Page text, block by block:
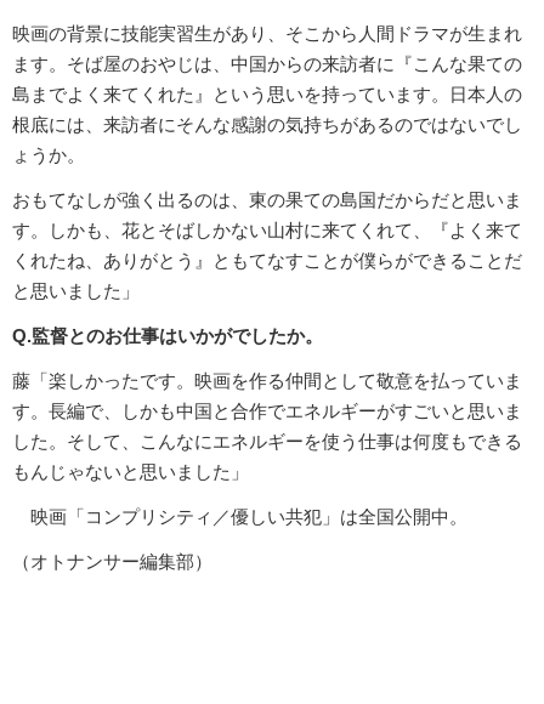
映画の背景に技能実習生があり、そこから人間ドラマが生まれ
ます。そば屋のおやじは、中国からの来訪者に『こんな果ての
島までよく来てくれた』という思いを持っています。日本人の
根底には、来訪者にそんな感謝の気持ちがあるのではないでし
ょうか。
おもてなしが強く出るのは、東の果ての島国だからだと思いま
す。しかも、花とそばしかない山村に来てくれて、『よく来て
くれたね、ありがとう』ともてなすことが僕らができることだ
と思いました」
Q.監督とのお仕事はいかがでしたか。
藤「楽しかったです。映画を作る仲間として敬意を払っていま
す。長編で、しかも中国と合作でエネルギーがすごいと思いま
した。そして、こんなにエネルギーを使う仕事は何度もできる
もんじゃないと思いました」
映画「コンプリシティ／優しい共犯」は全国公開中。
（オトナンサー編集部）